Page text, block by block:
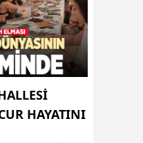
HAYATINI